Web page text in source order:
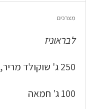
מצרכים
לבראוניז
250 ג' שוקולד מריר, קצוץ גס
100 ג' חמאה